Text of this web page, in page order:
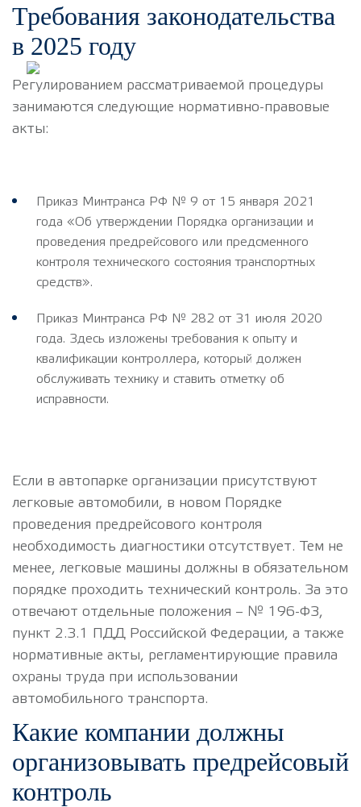
Требования законодательства
в 2025 году
Регулированием рассматриваемой процедуры
занимаются следующие нормативно-правовые
акты:
Приказ Минтранса РФ № 9 от 15 января 2021
года «Об утверждении Порядка организации и
проведения предрейсового или предсменного
контроля технического состояния транспортных
средств».
Приказ Минтранса РФ № 282 от 31 июля 2020
года. Здесь изложены требования к опыту и
квалификации контроллера, который должен
обслуживать технику и ставить отметку об
исправности.
Если в автопарке организации присутствуют
легковые автомобили, в новом Порядке
проведения предрейсового контроля
необходимость диагностики отсутствует. Тем не
менее, легковые машины должны в обязательном
порядке проходить технический контроль. За это
отвечают отдельные положения – № 196-ФЗ,
пункт 2.3.1 ПДД Российской Федерации, а также
нормативные акты, регламентирующие правила
охраны труда при использовании
автомобильного транспорта.
Какие компании должны
организовывать предрейсовый
контроль